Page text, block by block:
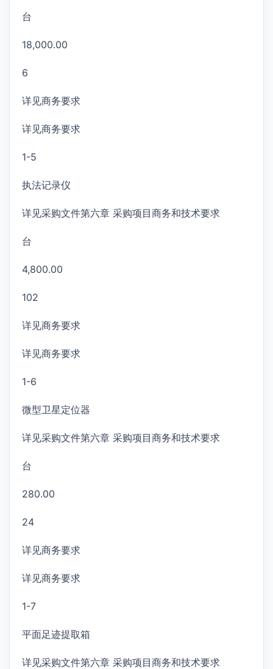
台
18,000.00
6
详见商务要求
详见商务要求
1-5
执法记录仪
详见采购文件第六章 采购项目商务和技术要求
台
4,800.00
102
详见商务要求
详见商务要求
1-6
微型卫星定位器
详见采购文件第六章 采购项目商务和技术要求
台
280.00
24
详见商务要求
详见商务要求
1-7
平面足迹提取箱
详见采购文件第六章 采购项目商务和技术要求